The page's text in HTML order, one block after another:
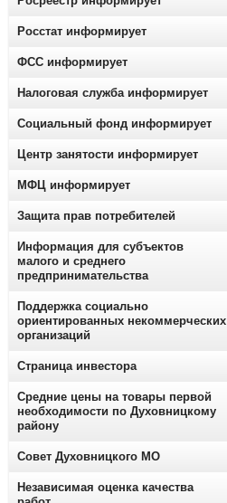
Росстат информирует
ФСС информирует
Налоговая служба информирует
Социальный фонд информирует
Центр занятости информирует
МФЦ информирует
Защита прав потребителей
Информация для субъектов
малого и среднего
предпринимательства
Поддержка социально
ориентированных некоммерческих
организаций
Страница инвестора
Средние цены на товары первой
необходимости по Духовницкому
району
Совет Духовницкого МО
Независимая оценка качества